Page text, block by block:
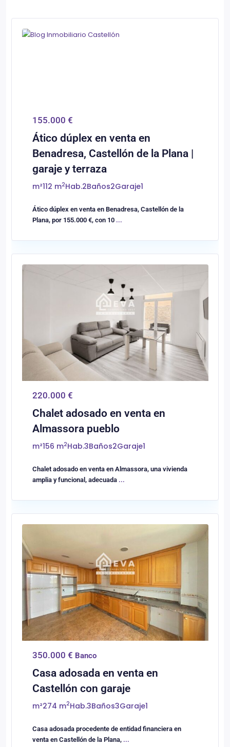
0 Castellón/Castelló
155.000 €
Ático dúplex en venta en
Benadresa, Castellón de la Plana |
garaje y terraza
m²112 m2Hab.2Baños2Garaje1
Ático dúplex en venta en Benadresa, Castellón de la
Plana, por 155.000 €, con 10 ...
0 Almassora/Almazora
220.000 €
Chalet adosado en venta en
Almassora pueblo
m²156 m2Hab.3Baños2Garaje1
Chalet adosado en venta en Almassora, una vivienda
amplia y funcional, adecuada ...
0 Castellón/Castelló
350.000 € Banco
Casa adosada en venta en
Castellón con garaje
m²274 m2Hab.3Baños3Garaje1
Casa adosada procedente de entidad financiera en
venta en Castellón de la Plana, ...